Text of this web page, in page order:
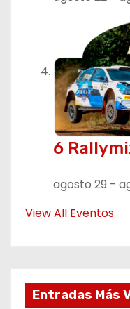
6
agosto 29 -
View All Eventos
Entradas Más